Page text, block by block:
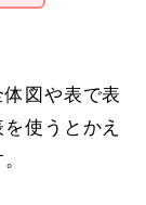
図や表で表
使うとかえ